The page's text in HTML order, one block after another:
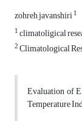
zohreh javanshiri1
1climatoligical
2Climatological
Evaluation of
Temperature